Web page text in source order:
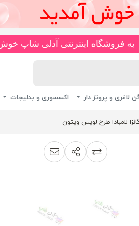
اینترنتی آدلی شاپ خوش آمدید ***🚚*** انواع مایو های ضد کلر و چاپی،
لاغری و پروتز دار اکسسوری و بدلیجات
لامبادا طرح لویس ویتون
افزودن به لیست مقایسه
اشتراک گذاریپیشنهاد به دوست